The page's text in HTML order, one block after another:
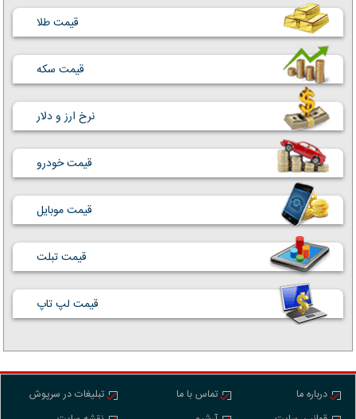
قیمت طلا
قیمت سکه
نرخ ارز و دلار
قیمت خودرو
قیمت موبایل
قیمت تبلت
قیمت لپ تاپ
درباره ما
تماس با ما
تبلیغات در سرپوش